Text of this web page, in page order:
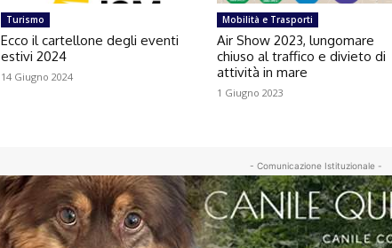
Turismo
Ecco il cartellone degli eventi
estivi 2024
14 Giugno 2024
Mobilità e Trasporti
Air Show 2023, lungomare
chiuso al traffico e divieto di
attività in mare
1 Giugno 2023
- Comunicazione Istituzionale -